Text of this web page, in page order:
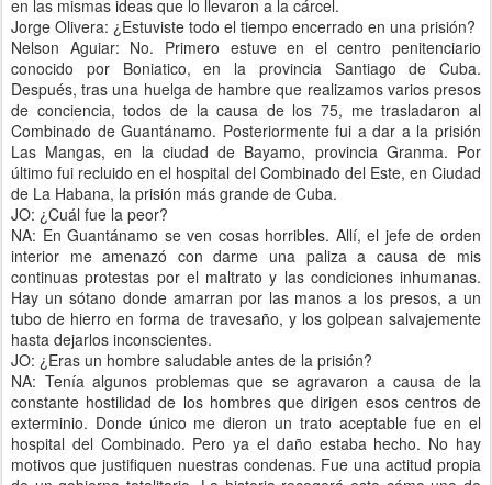
en las mismas ideas que lo llevaron a la cárcel.
Jorge Olivera: ¿Estuviste todo el tiempo encerrado en una prisión?
Nelson Aguiar: No. Primero estuve en el centro penitenciario
conocido por Boniatico, en la provincia Santiago de Cuba.
Después, tras una huelga de hambre que realizamos varios presos
de conciencia, todos de la causa de los 75, me trasladaron al
Combinado de Guantánamo. Posteriormente fui a dar a la prisión
Las Mangas, en la ciudad de Bayamo, provincia Granma. Por
último fui recluido en el hospital del Combinado del Este, en Ciudad
de La Habana, la prisión más grande de Cuba.
JO: ¿Cuál fue la peor?
NA: En Guantánamo se ven cosas horribles. Allí, el jefe de orden
interior me amenazó con darme una paliza a causa de mis
continuas protestas por el maltrato y las condiciones inhumanas.
Hay un sótano donde amarran por las manos a los presos, a un
tubo de hierro en forma de travesaño, y los golpean salvajemente
hasta dejarlos inconscientes.
JO: ¿Eras un hombre saludable antes de la prisión?
NA: Tenía algunos problemas que se agravaron a causa de la
constante hostilidad de los hombres que dirigen esos centros de
exterminio. Donde único me dieron un trato aceptable fue en el
hospital del Combinado. Pero ya el daño estaba hecho. No hay
motivos que justifiquen nuestras condenas. Fue una actitud propia